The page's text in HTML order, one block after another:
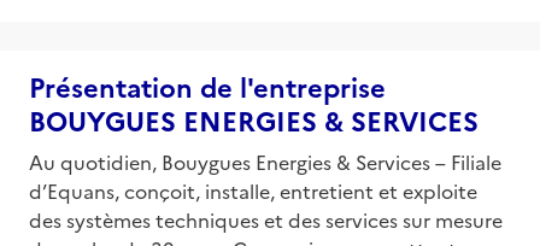
Présentation de l'entreprise
BOUYGUES ENERGIES & SERVICES
Au quotidien, Bouygues Energies & Services – Filiale
d’Equans, conçoit, installe, entretient et exploite
des systèmes techniques et des services sur mesure